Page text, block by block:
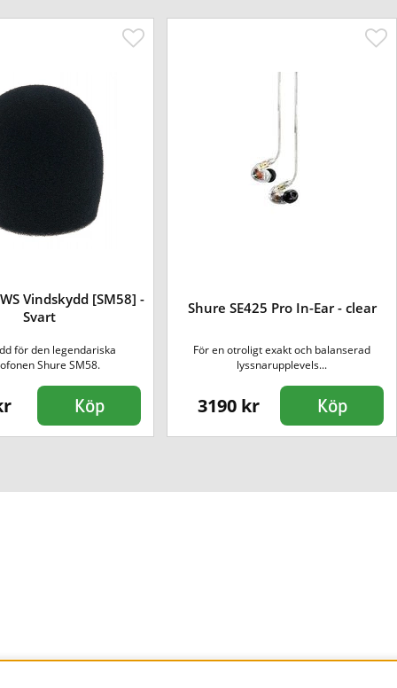
Vindskydd [SM58] -
Svart
för den legendariska
Shure SM58.
Köp
Shure SE425 Pro In-Ear - clear
För en otroligt exakt och balanserad
lyssnarupplevels...
3190 kr Köp